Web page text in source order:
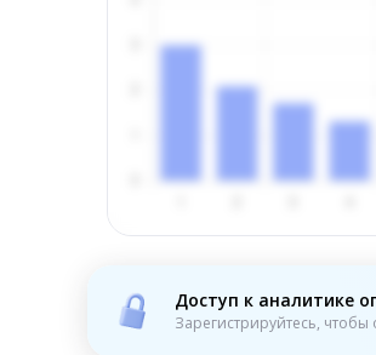
Доступ к аналитике
Зарегистрируйтесь, чтобы